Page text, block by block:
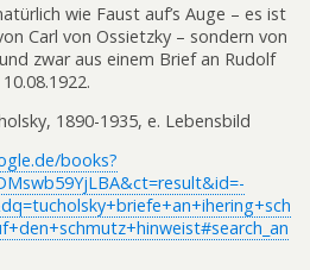
wie Faust auf’s Auge – es ist
Carl von Ossietzky – sondern von
zwar aus einem Brief an Rudolf
1890-1935, e. Lebensbild
books?